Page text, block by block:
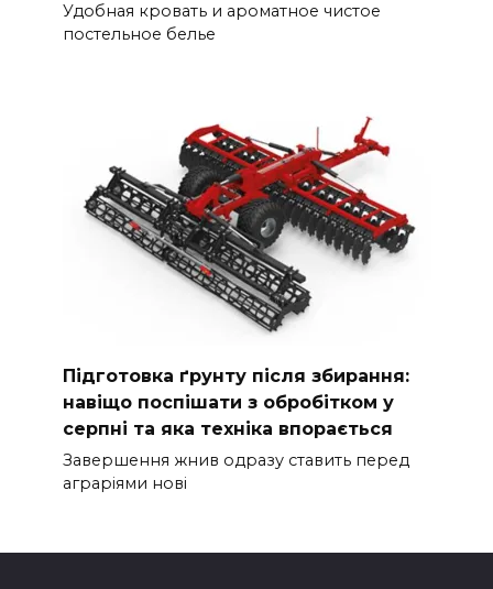
Удобная кровать и ароматное чистое
постельное белье
Підготовка ґрунту після збирання:
навіщо поспішати з обробітком у
серпні та яка техніка впорається
Завершення жнив одразу ставить перед
аграріями нові